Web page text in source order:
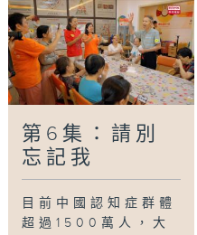
第6集：請別
忘記我
目前中國認知症群體
超過1500萬人，大